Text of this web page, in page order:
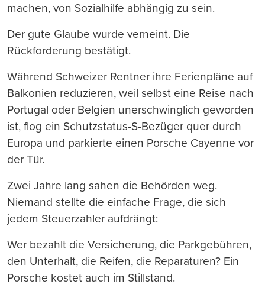
machen, von Sozialhilfe abhängig zu sein.
Der gute Glaube wurde verneint. Die
Rückforderung bestätigt.
Während Schweizer Rentner ihre Ferienpläne auf
Balkonien reduzieren, weil selbst eine Reise nach
Portugal oder Belgien unerschwinglich geworden
ist, flog ein Schutzstatus-S-Bezüger quer durch
Europa und parkierte einen Porsche Cayenne vor
der Tür.
Zwei Jahre lang sahen die Behörden weg.
Niemand stellte die einfache Frage, die sich
jedem Steuerzahler aufdrängt:
Wer bezahlt die Versicherung, die Parkgebühren,
den Unterhalt, die Reifen, die Reparaturen? Ein
Porsche kostet auch im Stillstand.